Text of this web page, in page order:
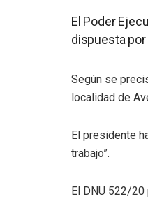
El Poder
dispuesta
Según se
localidad de
El presidente
trabajo”.
El DNU 522/